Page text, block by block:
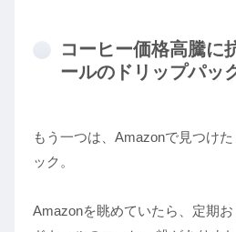
コーヒー価格高騰に
ールのドリップパッ
もう一つは、Amazonで見つけ
ック。
Amazonを眺めていたら、定期